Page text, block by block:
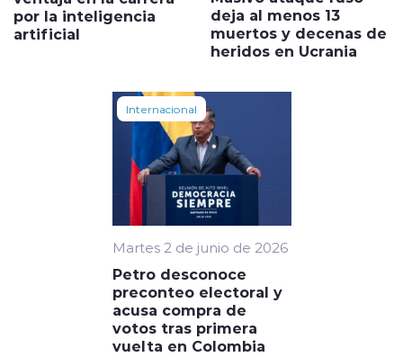
por la inteligencia
artificial
deja al menos 13
muertos y decenas de
heridos en Ucrania
Internacional
Martes 2 de junio de 2026
Petro desconoce
preconteo electoral y
acusa compra de
votos tras primera
vuelta en Colombia